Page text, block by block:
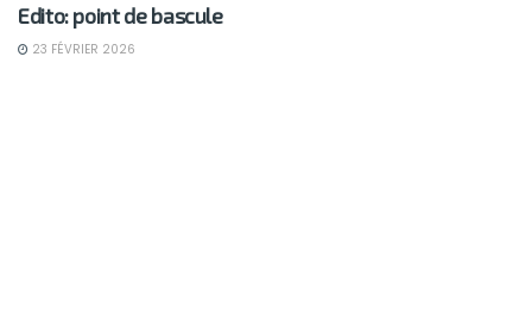
Edito: point de bascule
23 FÉVRIER 2026